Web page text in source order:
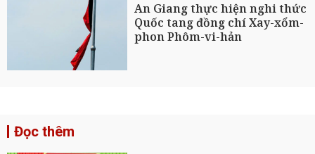
An Giang thực hiện nghi thức
Quốc tang đồng chí Xay-xổm-
phon Phôm-vi-hản
Đọc thêm